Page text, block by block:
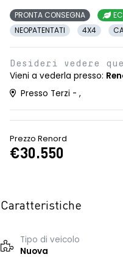
PRONTA CONSEGNA
NEOPATENTATI
4X4
Desideri vedere
Vieni a vederla presso:
Presso Terzi - ,
Prezzo Renord
€30.550
Caratteristiche
Tipo di veicolo
Nuova